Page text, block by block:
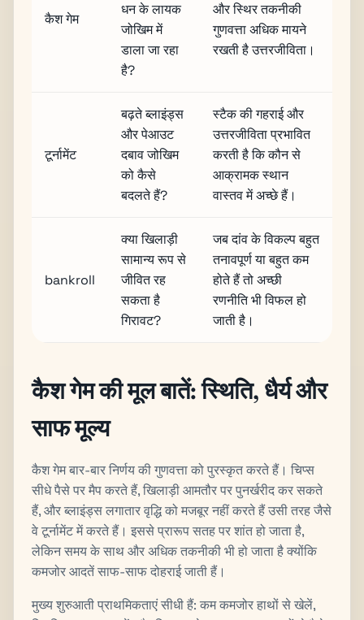
कैश गेम
धन के लायक
जोखिम में
डाला जा रहा
है?
और स्थिर तकनीकी
गुणवत्ता अधिक मायने
रखती है उत्तरजीविता।
टूर्नामेंट
बढ़ते ब्लाइंड्स
और पेआउट
दबाव जोखिम
को कैसे
बदलते हैं?
स्टैक की गहराई और
उत्तरजीविता प्रभावित
करती है कि कौन से
आक्रामक स्थान
वास्तव में अच्छे हैं।
bankroll
क्या खिलाड़ी
सामान्य रूप से
जीवित रह
सकता है
गिरावट?
जब दांव के विकल्प बहुत
तनावपूर्ण या बहुत कम
होते हैं तो अच्छी
रणनीति भी विफल हो
जाती है।
कैश गेम की मूल बातें: स्थिति, धैर्य और
साफ मूल्य
कैश गेम बार-बार निर्णय की गुणवत्ता को पुरस्कृत करते हैं। चिप्स
सीधे पैसे पर मैप करते हैं, खिलाड़ी आमतौर पर पुनर्खरीद कर सकते
हैं, और ब्लाइंड्स लगातार वृद्धि को मजबूर नहीं करते हैं उसी तरह जैसे
वे टूर्नामेंट में करते हैं। इससे प्रारूप सतह पर शांत हो जाता है,
लेकिन समय के साथ और अधिक तकनीकी भी हो जाता है क्योंकि
कमजोर आदतें साफ-साफ दोहराई जाती हैं।
मुख्य शुरुआती प्राथमिकताएं सीधी हैं: कम कमजोर हाथों से खेलें,